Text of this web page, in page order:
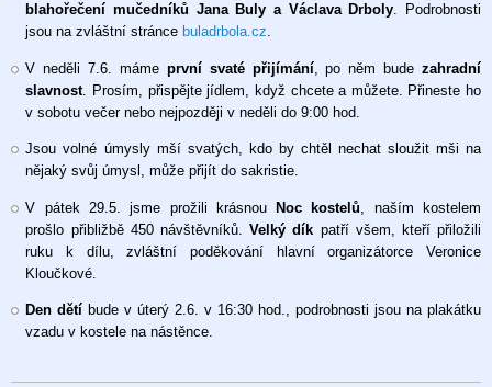
blahořečení mučedníků Jana Buly a Václava Drboly. Podrobnosti
jsou na zvláštní stránce buladrbola.cz.
V neděli 7.6. máme první svaté přijímání, po něm budezahradní
slavnost. Prosím, přispějte jídlem, když chcete a můžete. Přineste ho
v sobotu večer nebo nejpozději v neděli do 9:00 hod.
Jsou volné úmysly mší svatých, kdo by chtěl nechat sloužit mši na
nějaký svůj úmysl, může přijít do sakristie.
V pátek 29.5. jsme prožili krásnou Noc kostelů , naším kostelem
prošlo přibližbě 450 návštěvníků.Velký dík patří všem, kteří přiložili
ruku k dílu, zvláštní poděkování hlavní organizátorce Veronice
Kloučkové.
Den dětí bude v úterý 2.6. v 16:30 hod., podrobnosti jsou na plakátku
vzadu v kostele na nástěnce.